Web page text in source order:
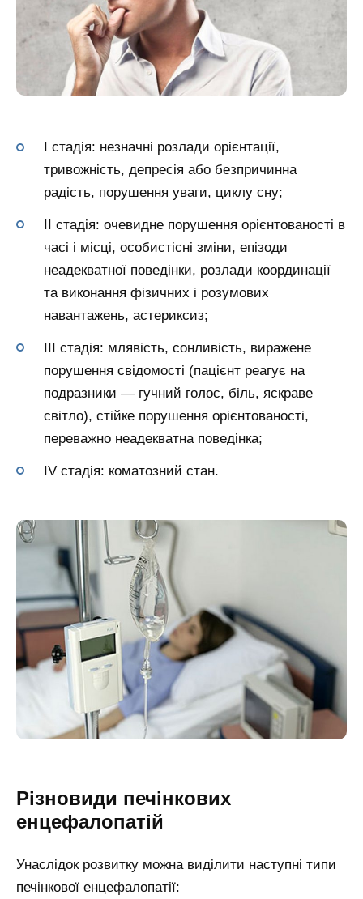
I стадія: незначні розлади орієнтації,
тривожність, депресія або безпричинна
радість, порушення уваги, циклу сну;
II стадія: очевидне порушення орієнтованості в
часі і місці, особистісні зміни, епізоди
неадекватної поведінки, розлади координації
та виконання фізичних і розумових
навантажень, астериксиз;
III стадія: млявість, сонливість, виражене
порушення свідомості (пацієнт реагує на
подразники — гучний голос, біль, яскраве
світло), стійке порушення орієнтованості,
переважно неадекватна поведінка;
IV стадія: коматозний стан.
Різновиди печінкових
енцефалопатій
Унаслідок розвитку можна виділити наступні типи
печінкової енцефалопатії: